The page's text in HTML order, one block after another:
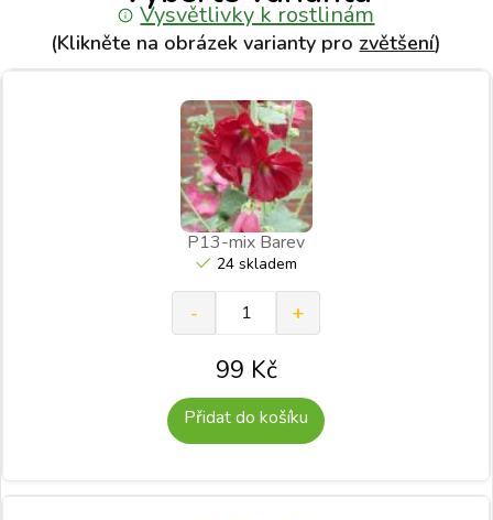
Vysvětlivky k rostlinám
(Klikněte na obrázek varianty pro zvětšení)
P13-mix Barev
24 skladem
99 Kč
Přidat do košíku